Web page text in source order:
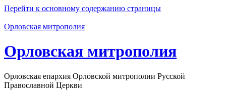
Перейти к основному содержанию страницы
Орловская митрополия
Орловская митрополия
Орловская епархия Орловской митрополии Русской
Православной Церкви